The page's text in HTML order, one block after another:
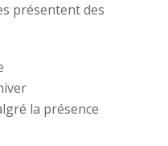
présentent des
la présence